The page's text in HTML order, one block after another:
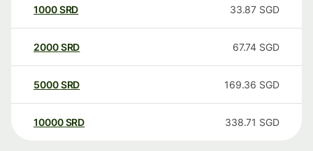
1000SRD 33.87 SGD
2000SRD 67.74 SGD
5000SRD 169.36 SGD
10000 SRD 338.71 SGD